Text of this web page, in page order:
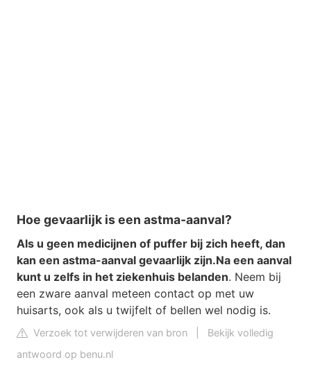
Hoe gevaarlijk is een astma-aanval?
Als u geen medicijnen of puffer bij zich heeft, dan
kan een astma-aanval gevaarlijk zijn.Na een aanval
kunt u zelfs in het ziekenhuis belanden. Neem bij
een zware aanval meteen contact op met uw
huisarts, ook als u twijfelt of bellen wel nodig is.
Verzoek tot verwijderen van bron
Bekijk volledig
antwoord op benu.nl